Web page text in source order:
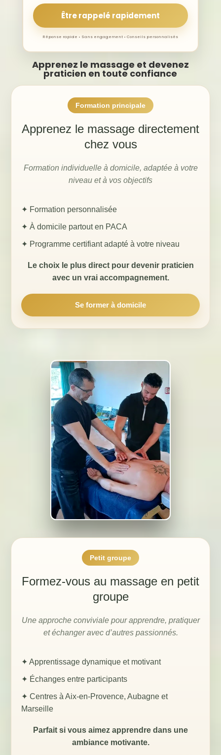
Être rappelé rapidement
Réponse rapide • Sans engagement • Conseils personnalisés
Apprenez le massage et devenez
praticien en toute confiance
Formation principale
Apprenez le massage directement
chez vous
Formation individuelle à domicile, adaptée à votre
niveau et à vos objectifs
✦ Formation personnalisée
✦ À domicile partout en PACA
✦ Programme certifiant adapté à votre niveau
Le choix le plus direct pour devenir praticien
avec un vrai accompagnement.
Se former à domicile
Petit groupe
Formez-vous au massage en petit
groupe
Une approche conviviale pour apprendre, pratiquer
et échanger avec d’autres passionnés.
✦ Apprentissage dynamique et motivant
✦ Échanges entre participants
✦ Centres à Aix-en-Provence, Aubagne et
Marseille
Parfait si vous aimez apprendre dans une
ambiance motivante.